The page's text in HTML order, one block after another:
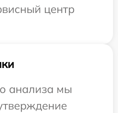
центр
анализа мы